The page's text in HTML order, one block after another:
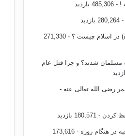
! - 485,306 بازدید
- 280,264 بازدید
در اسلام چیست ؟
- 271,330
مسلمان شدند؟ و چرا قتل عام
رضی الله تعالی عنه -
کردن - 180,571 بازدید
در هنگام روزه
- 173,616